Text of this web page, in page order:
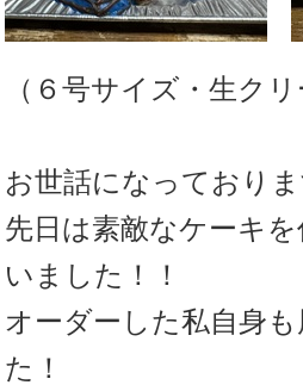
（６号サイズ・生ク
お世話になっておりま
先日は素敵なケーキ
いました！！
オーダーした私自身
た！